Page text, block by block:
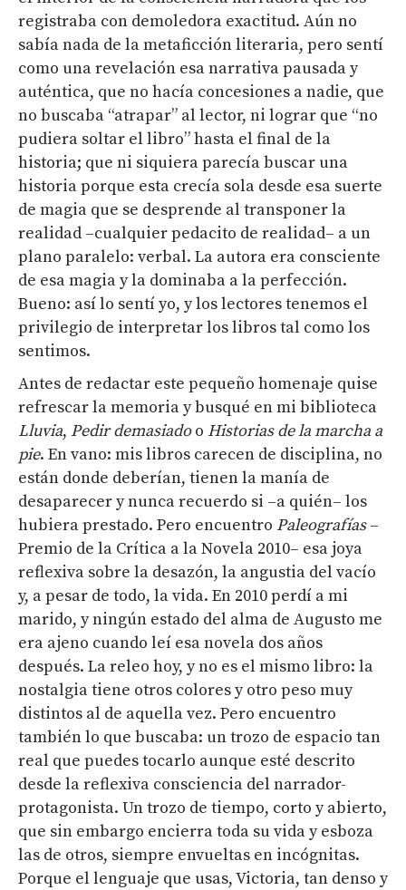
registraba con demoledora exactitud. Aún no
sabía nada de la metaficción literaria, pero sentí
como una revelación esa narrativa pausada y
auténtica, que no hacía concesiones a nadie, que
no buscaba “atrapar” al lector, ni lograr que “no
pudiera soltar el libro” hasta el final de la
historia; que ni siquiera parecía buscar una
historia porque esta crecía sola desde esa suerte
de magia que se desprende al transponer la
realidad –cualquier pedacito de realidad– a un
plano paralelo: verbal. La autora era consciente
de esa magia y la dominaba a la perfección.
Bueno: así lo sentí yo, y los lectores tenemos el
privilegio de interpretar los libros tal como los
sentimos.
Antes de redactar este pequeño homenaje quise
refrescar la memoria y busqué en mi biblioteca
Lluvia, Pedir demasiadoo Historias de la marcha a
pie. En vano: mis libros carecen de disciplina, no
están donde deberían, tienen la manía de
desaparecer y nunca recuerdo si –a quién– los
hubiera prestado. Pero encuentro Paleografías–
Premio de la Crítica a la Novela 2010– esa joya
reflexiva sobre la desazón, la angustia del vacío
y, a pesar de todo, la vida. En 2010 perdí a mi
marido, y ningún estado del alma de Augusto me
era ajeno cuando leí esa novela dos años
después. La releo hoy, y no es el mismo libro: la
nostalgia tiene otros colores y otro peso muy
distintos al de aquella vez. Pero encuentro
también lo que buscaba: un trozo de espacio tan
real que puedes tocarlo aunque esté descrito
desde la reflexiva consciencia del narrador-
protagonista. Un trozo de tiempo, corto y abierto,
que sin embargo encierra toda su vida y esboza
las de otros, siempre envueltas en incógnitas.
Porque el lenguaje que usas, Victoria, tan denso y